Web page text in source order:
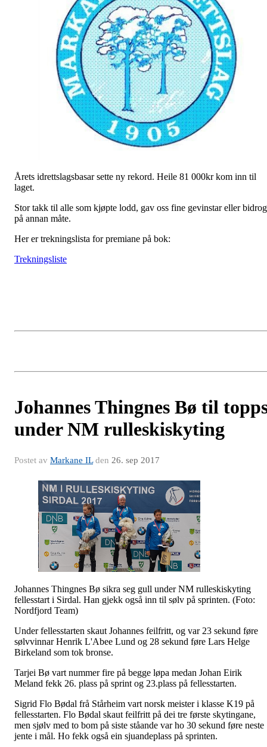
Årets idrettslagsbasar sette ny rekord. Heile 81 000kr kom inn til
laget.
Stor takk til alle som kjøpte lodd, gav oss fine gevinstar eller bidrog
på annan måte.
Her er trekningslista for premiane på bok:
Trekningsliste
Johannes Thingnes Bø til
under NM rulleskiskyting
Postet av Markane ILden 26. sep 2017
Johannes Thingnes Bø sikra seg gull under NM rulleskiskyting
fellesstart i Sirdal. Han gjekk også inn til sølv på sprinten. (Foto:
Nordfjord Team)
Under fellesstarten skaut Johannes feilfritt, og var 23 sekund føre
sølvvinnar Henrik L'Abee Lund og 28 sekund føre Lars Helge
Birkeland som tok bronse.
Tarjei Bø vart nummer fire på begge løpa medan Johan Eirik
Meland fekk 26. plass på sprint og 23.plass på fellesstarten.
Sigrid Flo Bødal frå Stårheim vart norsk meister i klasse K19 på
fellesstarten. Flo Bødal skaut feilfritt på dei tre første skytingane,
men sjølv med to bom på siste ståande var ho 30 sekund føre neste
jente i mål. Ho fekk også ein sjuandeplass på sprinten.